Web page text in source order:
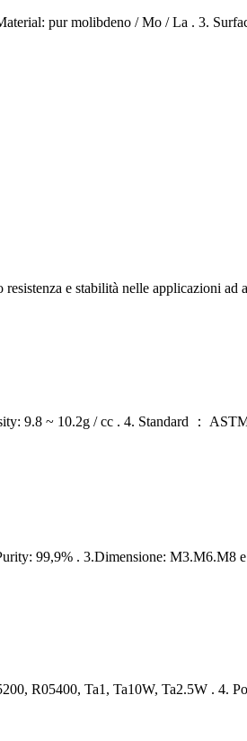
pur molibdeno / Mo / La . 3.
e stabilità nelle applicazioni
9.8 ~ 10.2g / cc . 4. Standard ：
99,9% . 3.Dimensione: M3.M6.M8
R05400, Ta1, Ta10W, Ta2.5W . 4.